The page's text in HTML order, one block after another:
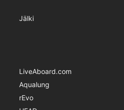
Jälki
LiveAboard.com
Aqualung
rEvo